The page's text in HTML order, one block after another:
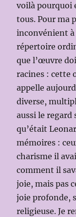
voilà pourquoi
tous. Pour ma
inconvénient
répertoire
que l’œuvre
racines : cette
appelle
diverse,
aussi le
qu’était
mémoires :
charisme il
comment il
joie, mais pas
joie profonde,
religieuse. Je